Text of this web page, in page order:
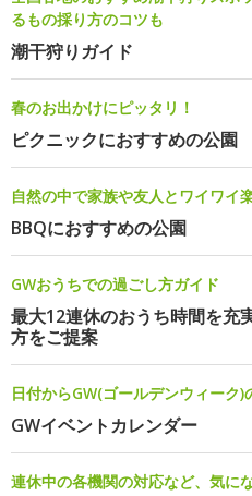
るもの採り方のコツも
潮干狩りガイド
春のお出かけにピッタリ！
ピクニックにおすすめの公園
自然の中で家族や友人とワイワイ
BBQにおすすめの公園
GWおうちでの過ごし方ガイド
最大12連休のおうち時間を充
方をご提案
日付からGW(ゴールデンウィーク)
GWイベントカレンダー
連休中の各機関の対応など、気に